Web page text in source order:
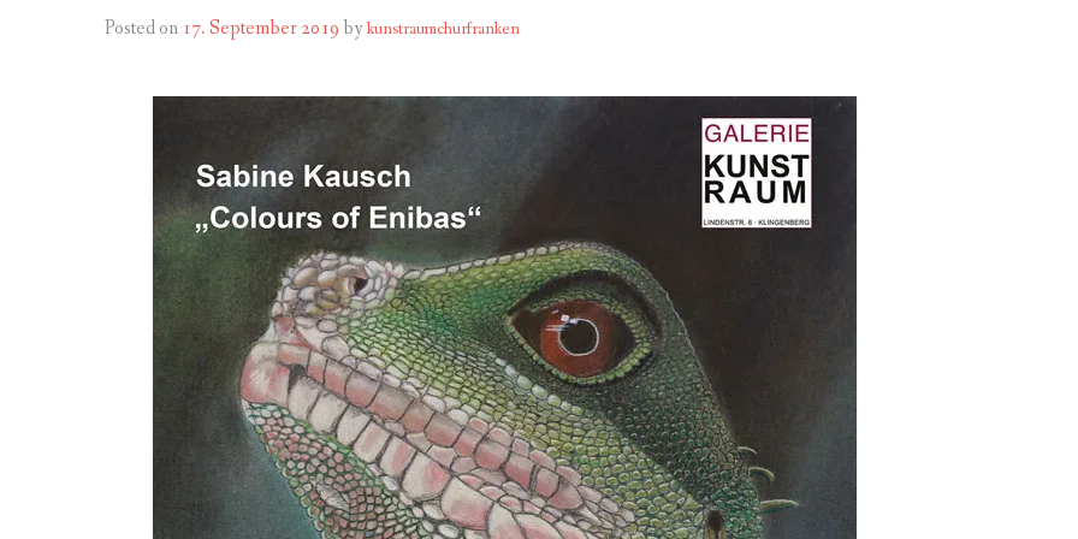
MITGLIEDER
SATZUNG
BANKVERBINDUNG UND SPENDENKONTO
PROGRAMM 2022
PROGRAMM 2019
PROGRAMM 2018
PROGRAMM 2017
PROGRAMM 2016
PROGRAMM 2015
GALERIE KUNSTRAUM
OFFENE ATELIERS
Posted on 17. September 2019bykunstraumchurfranken